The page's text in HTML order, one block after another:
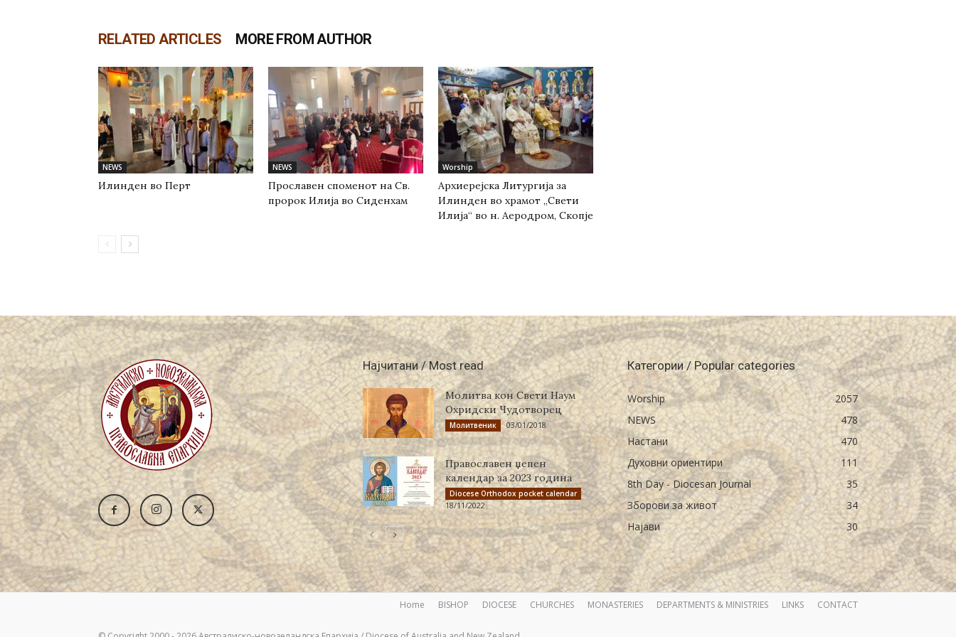
RELATED ARTICLES MORE FROM AUTHOR
NEWS
Илинден во Перт
NEWS
Прославен споменот на Св.
пророк Илија во Сиденхам
Worship
Архиерејска Литургија за
Илинден во храмот „Свети
Илија“ во н. Аеродром, Скопје
Најчитани / Most read
Молитва кон Свети Наум
Охридски Чудотворец
Молитвеник 03/01/2018
Православен џепен
календар за 2023 година
Diocese Orthodox pocket calendar
18/11/2022
Категории / Popular categories
Worship
2057
NEWS
478
Настани
470
Духовни ориентири
111
8th Day - Diocesan Journal
35
Зборови за живот
34
Најави
30
Home BISHOP DIOCESE CHURCHES MONASTERIES DEPARTMENTS & MINISTRIES LINKS CONTACT